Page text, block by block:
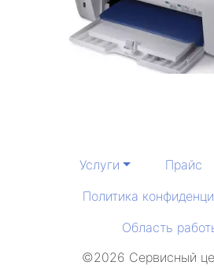
Услуги Прайс
Политика
Область
©2026 Сервисный